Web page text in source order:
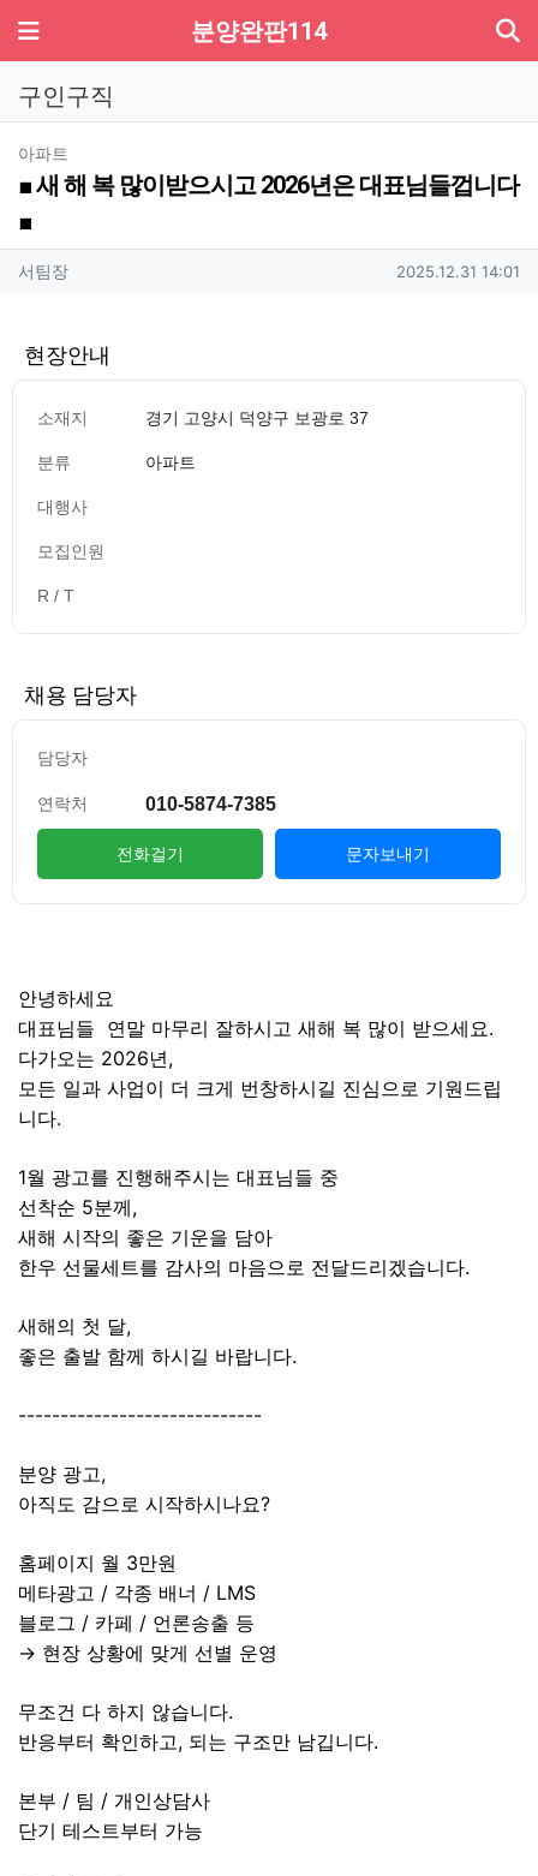
메뉴 분양완판114
구인구직
아파트
■ 새 해 복 많이받으시고 2026년은 대표님들껍니다
■
작성자 정보
서팀장작성 작성일
2025.12.31 14:01
현장안내
소재지 경기 고양시 덕양구 보광로 37
분류 아파트
대행사
모집인원
R / T
채용 담당자
담당자
연락처 010-5874-7385
전화걸기 문자보내기
본문
안녕하세요
대표님들 연말 마무리 잘하시고 새해 복 많이 받으세요.
다가오는 2026년,
모든 일과 사업이 더 크게 번창하시길 진심으로 기원드립
니다.
1월 광고를 진행해주시는 대표님들 중
선착순 5분께,
새해 시작의 좋은 기운을 담아
한우 선물세트를 감사의 마음으로 전달드리겠습니다.
새해의 첫 달,
좋은 출발 함께 하시길 바랍니다.
-----------------------------
분양 광고,
아직도 감으로 시작하시나요?
홈페이지 월 3만원
메타광고 / 각종 배너 / LMS
블로그 / 카페 / 언론송출 등
→ 현장 상황에 맞게 선별 운영
무조건 다 하지 않습니다.
반응부터 확인하고, 되는 구조만 남깁니다.
본부 / 팀 / 개인상담사
단기 테스트부터 가능